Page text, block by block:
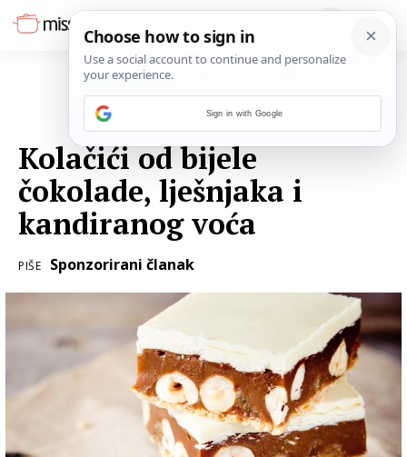
Kolačići od bijele
čokolade, lješnjaka i
kandiranog voća
PIŠE Sponzorirani članak
Sign in with Google